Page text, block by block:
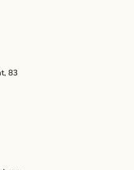
83